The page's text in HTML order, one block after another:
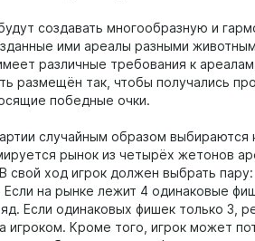
создавать многообразную и
ими ареалы разными
различные требования к
размещён так, чтобы получались
победные очки.
случайным образом выбираются
рынок из четырёх жетонов
свой ход игрок должен выбрать
Если на рынке лежит 4 одинаковые
Если одинаковых фишек только 3,
игроком. Кроме того, игрок может